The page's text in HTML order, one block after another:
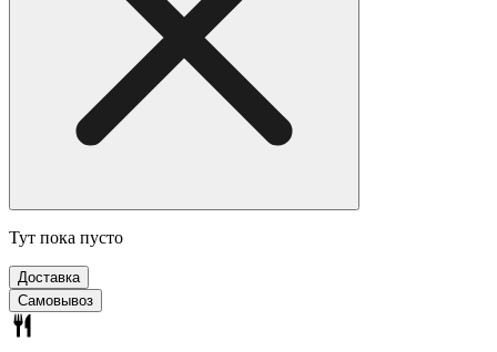
Тут пока пусто
Доставка
Самовывоз